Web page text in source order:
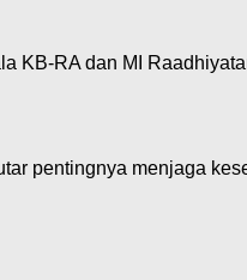
KB-RA dan MI
pentingnya menjaga